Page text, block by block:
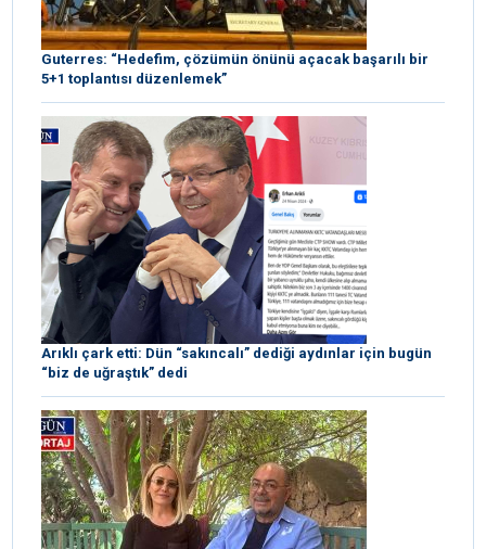
Guterres: “Hedefim, çözümün önünü açacak başarılı bir
5+1 toplantısı düzenlemek”
Arıklı çark etti: Dün “sakıncalı” dediği aydınlar için bugün
“biz de uğraştık” dedi